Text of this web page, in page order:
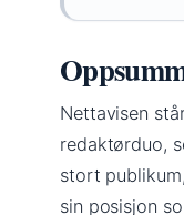
Nettavisen
redaktørduo,
stort
sin posisjon